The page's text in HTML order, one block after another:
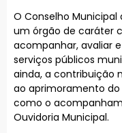
O Conselho Municipal
um órgão de caráter
acompanhar, avaliar
serviços públicos
ainda, a contribuição
ao aprimoramento
como o
Ouvidoria Municipal.